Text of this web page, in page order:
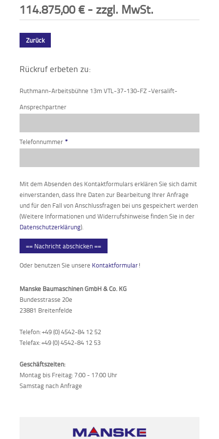
114.875,00€- zzgl. MwSt.
Zurück
Rückruf erbeten zu:
Ruthmann-Arbeitsbühne 13m VTL-37-130-FZ -Versalift-
Ansprechpartner
Telefonnummer *
Mit dem Absenden des Kontaktformulars erklären Sie sich damit
einverstanden, dass Ihre Daten zur Bearbeitung Ihrer Anfrage
und für den Fall von Anschlussfragen bei uns gespeichert werden
(Weitere Informationen und Widerrufshinweise finden Sie in der
Datenschutzerklärung).
== Nachricht abschicken ==
Oder benutzen Sie unsere Kontaktformular!
Manske Baumaschinen GmbH & Co. KG
Bundesstrasse 20e
23881 Breitenfelde
Telefon: +49 (0) 4542-84 12 52
Telefax: +49 (0) 4542-84 12 53
Geschäftszeiten:
Montag bis Freitag: 7:00 - 17:00 Uhr
Samstag nach Anfrage